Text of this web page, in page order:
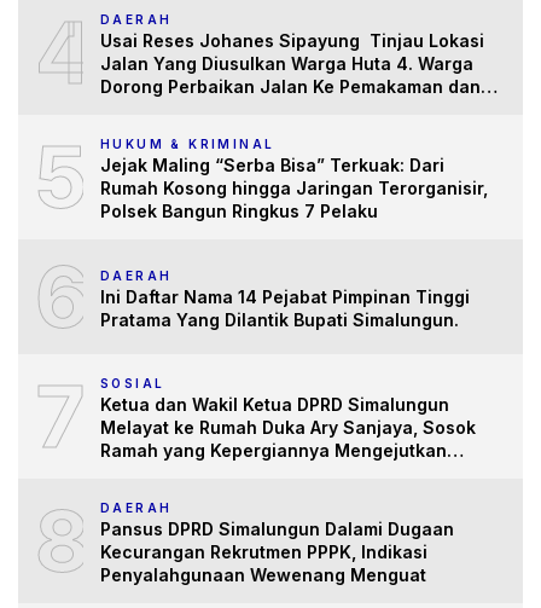
4 DAERAH
Usai Reses Johanes Sipayung Tinjau Lokasi
Jalan Yang Diusulkan Warga Huta 4. Warga
Dorong Perbaikan Jalan Ke Pemakaman dan
5 HUKUM & KRIMINAL
Jejak Maling “Serba Bisa” Terkuak: Dari
Rumah Kosong hingga Jaringan Terorganisir,
Polsek Bangun Ringkus 7 Pelaku
6 DAERAH
Ini Daftar Nama 14 Pejabat Pimpinan Tinggi
Pratama Yang Dilantik Bupati Simalungun.
7 SOSIAL
Ketua dan Wakil Ketua DPRD Simalungun
Melayat ke Rumah Duka Ary Sanjaya, Sosok
Ramah yang Kepergiannya Mengejutkan
8 DAERAH
Pansus DPRD Simalungun Dalami Dugaan
Kecurangan Rekrutmen PPPK, Indikasi
Penyalahgunaan Wewenang Menguat